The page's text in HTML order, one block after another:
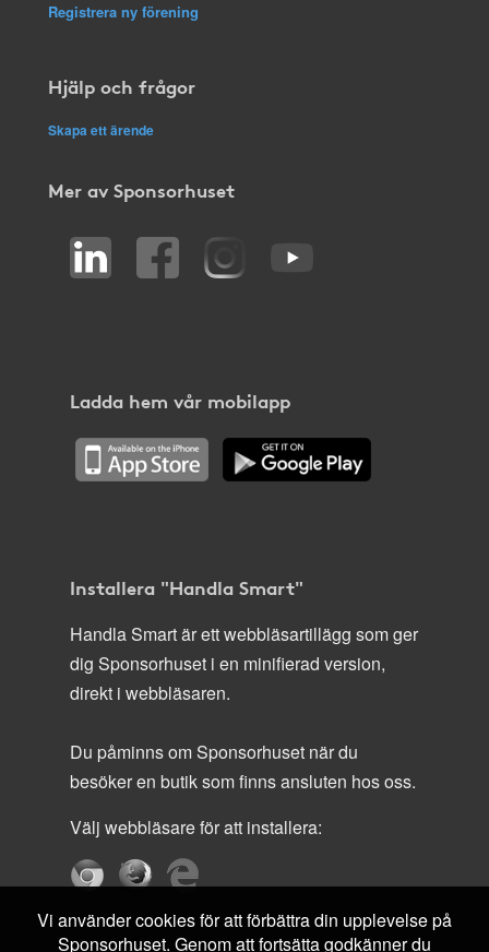
Registrera ny förening
Hjälp och frågor
Skapa ett ärende
Mer av Sponsorhuset
Ladda hem vår mobilapp
Installera "Handla Smart"
Handla Smart är ett webbläsartillägg som ger
dig Sponsorhuset i en minifierad version,
direkt i webbläsaren.
Du påminns om Sponsorhuset när du
besöker en butik som finns ansluten hos oss.
Välj webbläsare för att installera:
Vi använder cookies för att förbättra din upplevelse på
Sponsorhuset. Genom att fortsätta godkänner du